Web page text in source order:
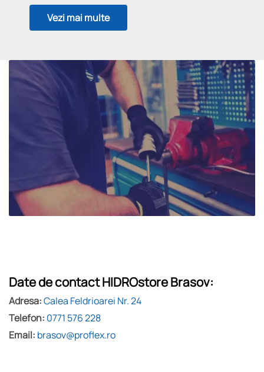
Vezi mai multe
Date de contactHIDROstore Brasov:
Adresa:Calea Feldrioarei Nr. 24
Telefon: 0771 576 228
Email: brasov@proflex.ro